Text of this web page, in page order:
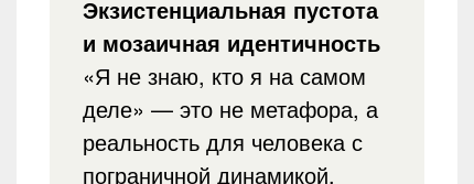
Экзистенциальная пустота
и мозаичная идентичность
«Я не знаю, кто я на самом
деле» — это не метафора, а
реальность для человека с
пограничной динамикой.